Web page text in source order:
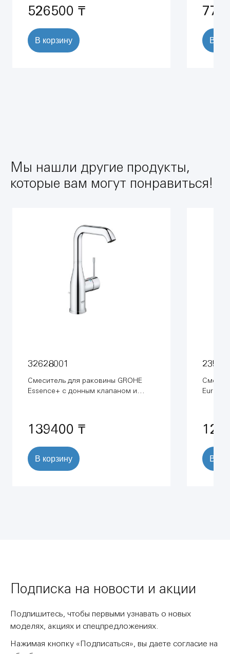
526500 ₸
В корзину В
Мы нашли другие продукты,
которые вам могут понравиться!
32628001
Смеситель для раковины GROHE
Essence+ с донным клапаном и
139400 ₸
В корзину В
Подписка на новости и акции
Подпишитесь, чтобы первыми узнавать о новых
моделях, акциях и спецпредложениях.
Нажимая кнопку «Подписаться», вы даете согласие на